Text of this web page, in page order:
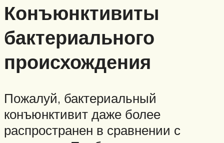
Конъюнктивиты
бактериального
происхождения
Пожалуй, бактериальный
конъюнктивит даже более
распространен в сравнении с